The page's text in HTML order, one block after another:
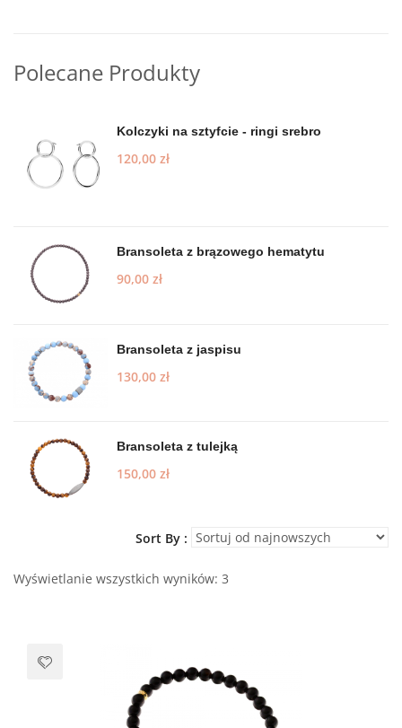
Polecane Produkty
Kolczyki na sztyfcie - ringi srebro
120,00 zł
Bransoleta z brązowego hematytu
90,00 zł
Bransoleta z jaspisu
130,00 zł
Bransoleta z tulejką
150,00 zł
Sort By :
Wyświetlanie wszystkich wyników: 3